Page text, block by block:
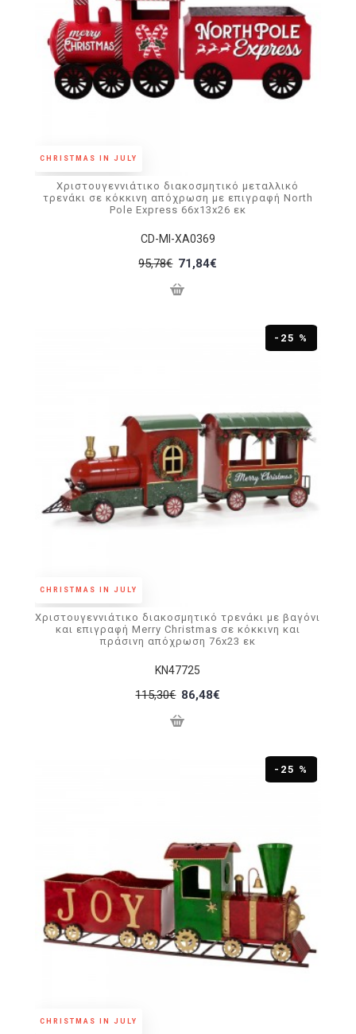
CHRISTMAS IN JULY
CD-MI-XA0369
Χριστουγεννιάτικο διακοσμητικό μεταλλικό
τρενάκι σε κόκκινη απόχρωση με επιγραφή North
Pole Express 66x13x26 εκ
95,78€ 71,84€
CHRISTMAS IN JULY
-25 %
KN47725
Χριστουγεννιάτικο διακοσμητικό τρενάκι με βαγόνι
και επιγραφή Merry Christmas σε κόκκινη και
πράσινη απόχρωση 76x23 εκ
115,30€ 86,48€
CHRISTMAS IN JULY
-25 %